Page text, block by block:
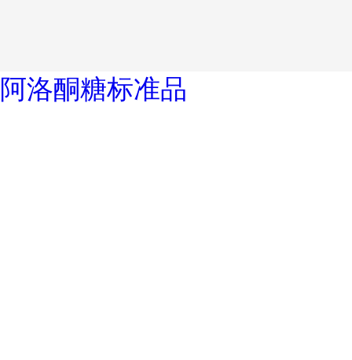
阿洛酮糖标准品